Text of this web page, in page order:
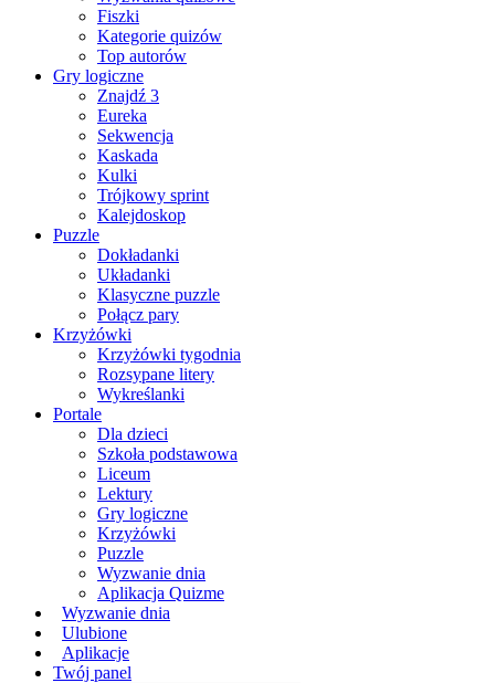
Fiszki
Kategorie quizów
Top autorów
Gry logiczne
Znajdź 3
Eureka
Sekwencja
Kaskada
Kulki
Trójkowy sprint
Kalejdoskop
Puzzle
Dokładanki
Układanki
Klasyczne puzzle
Połącz pary
Krzyżówki
Krzyżówki tygodnia
Rozsypane litery
Wykreślanki
Portale
Dla dzieci
Szkoła podstawowa
Liceum
Lektury
Gry logiczne
Krzyżówki
Puzzle
Wyzwanie dnia
Aplikacja Quizme
Wyzwanie dnia
Ulubione
Aplikacje
Twój panel